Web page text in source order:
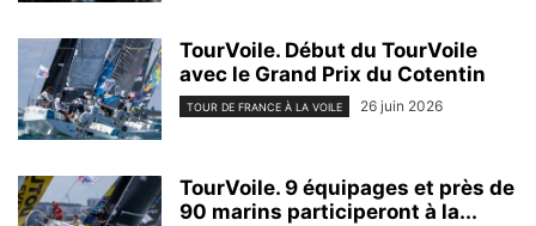
TourVoile. Début du TourVoile
avec le Grand Prix du Cotentin
TOUR DE FRANCE À LA VOILE 26 juin 2026
TourVoile. 9 équipages et près de
90 marins participeront à la...